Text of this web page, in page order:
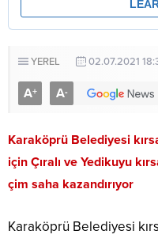
YEREL 02.07.2021
A+ A-
Karaköprü Belediyesi
için Çıralı ve Yedikuyu
çim saha kazandırıyor
Karaköprü Belediyesi